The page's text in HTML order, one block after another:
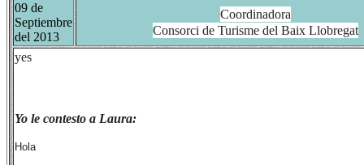
09 de
Septiembre
del 2013
Coordinadora
Consorci de Turisme del Baix Llobregat
yes
Yo le contesto a Laura:
Hola